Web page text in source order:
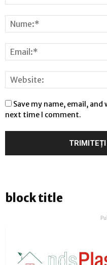
Save my name, email,
next time I comment.
block title